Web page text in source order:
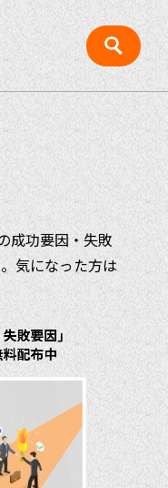
成功要因・失敗
気になった方は